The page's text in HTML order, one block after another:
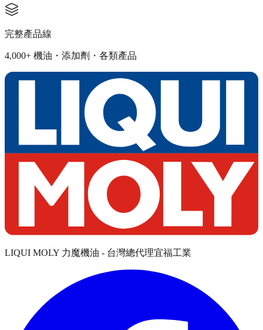
完整產品線
4,000+ 機油・添加劑・各類產品
LIQUI MOLY 力魔機油 - 台灣總代理宜福工業